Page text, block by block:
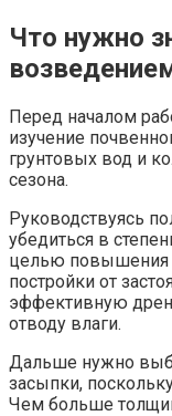
Что нужно
Перед началом
изучение
грунтовых вод и
сезона.
Руководствуясь
убедиться в
целью повышения
постройки от
эффективную
отводу влаги.
Дальше нужно
засыпки,
Чем больше